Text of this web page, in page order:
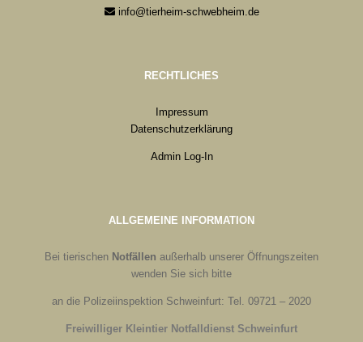
info@tierheim-schwebheim.de
RECHTLICHES
Impressum
Datenschutzerklärung
Admin Log-In
ALLGEMEINE INFORMATION
Bei tierischen Notfällen außerhalb unserer Öffnungszeiten
wenden Sie sich bitte
an die Polizeiinspektion Schweinfurt: Tel. 09721 – 2020
Freiwilliger Kleintier Notfalldienst Schweinfurt